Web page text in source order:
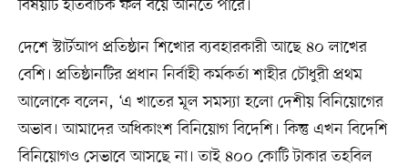
বিষয়টি ইতিবাচক ফল বয়ে আনতে পারে।
দেশে স্টার্টআপ প্রতিষ্ঠান শিখোর ব্যবহারকারী আছে ৪০ লাখের
বেশি। প্রতিষ্ঠানটির প্রধান নির্বাহী কর্মকর্তা শাহীর চৌধুরী প্রথম
আলোকে বলেন, ‘এ খাতের মূল সমস্যা হলো দেশীয় বিনিয়োগের
অভাব। আমাদের অধিকাংশ বিনিয়োগ বিদেশি। কিন্তু এখন বিদেশি
বিনিয়োগও সেভাবে আসছে না। তাই ৪০০ কোটি টাকার তহবিল